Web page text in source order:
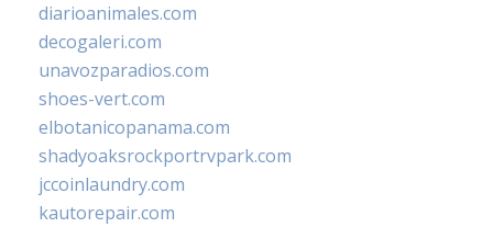
diarioanimales.com
decogaleri.com
unavozparadios.com
shoes-vert.com
elbotanicopanama.com
shadyoaksrockportrvpark.com
jccoinlaundry.com
kautorepair.com